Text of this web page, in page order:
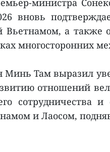
министра
вновь
Вьетнамом, а также
многосторонних
Минь Там выразил
отношений
сотрудничества и
и Лаосом,